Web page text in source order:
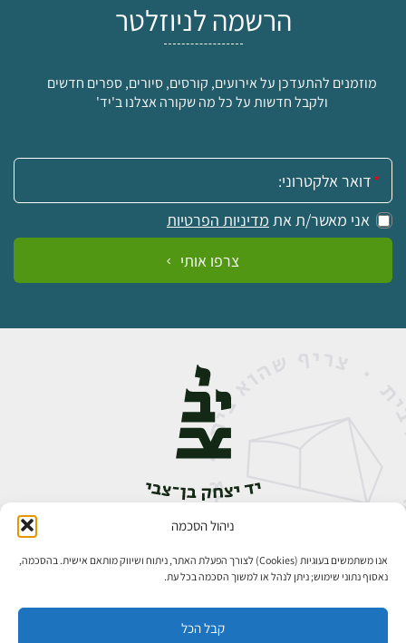
ניהול הסכמה
אנו משתמשים בעוגיות (Cookies) לצורך הפעלת האתר, ניתוח ושיווק מותאם אישית. בהסכמה,
נאסוף נתוני שימוש; ניתן לנהל או למשוך הסכמה בכל עת.
קבל הכל
הרשמה לניוזלטר
מוזמנים להתעדכן על אירועים, קורסים, סיורים, ספרים חדשים
ולקבל חדשות על כל מה שקורה אצלנו ב'יד'
אימייל:
אני מאשר/ת את מדיניות הפרטיות
צרפו אותי
אבן גבירול 14, רחביה, ירושלים